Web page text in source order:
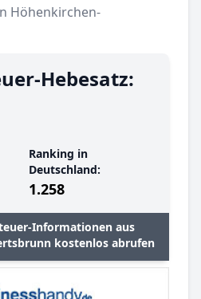
Höhenkirchen-
Hebesatz:
Ranking in
Deutschland:
1.258
Informationen aus
kostenlos abrufen